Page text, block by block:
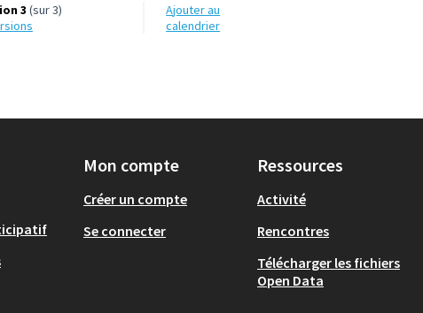
3 (sur 3)
Ajouter au
calendrier
Mon compte
Créer un compte
Se connecter
Ressources
Activité
Rencontres
Télécharger les fichiers
Open Data